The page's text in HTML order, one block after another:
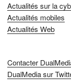
Actualités sur la
Actualités mobiles
Actualités Web
Contacter
DualMedia sur